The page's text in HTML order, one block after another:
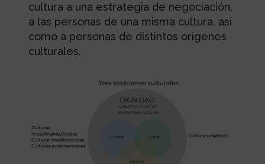
cultura a una estrategia de negociación,
a las personas de una misma cultura, así
como a personas de distintos orígenes
culturales.